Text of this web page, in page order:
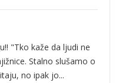
"Tko kaže da ljudi ne
Stalno slušamo o
no ipak jo...